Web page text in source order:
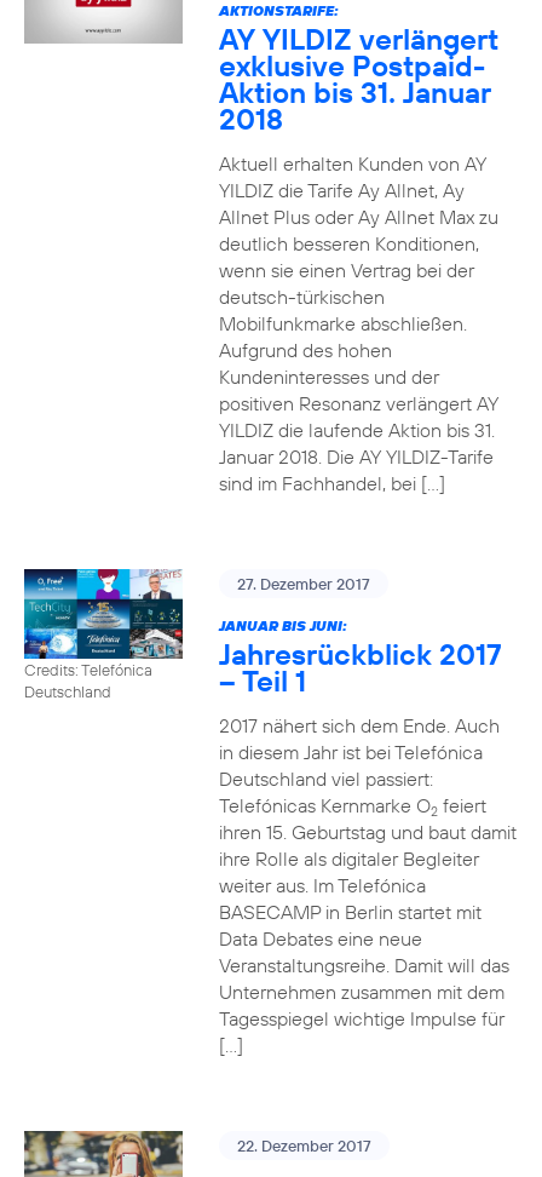
AKTIONSTARIFE:
AY YILDIZ verlängert
exklusive Postpaid-
Aktion bis 31. Januar
2018
Aktuell erhalten Kunden von AY
YILDIZ die Tarife Ay Allnet, Ay
Allnet Plus oder Ay Allnet Max zu
deutlich besseren Konditionen,
wenn sie einen Vertrag bei der
deutsch-türkischen
Mobilfunkmarke abschließen.
Aufgrund des hohen
Kundeninteresses und der
positiven Resonanz verlängert AY
YILDIZ die laufende Aktion bis 31.
Januar 2018. Die AY YILDIZ-Tarife
sind im Fachhandel, bei […]
Credits: Telefónica
Deutschland
27. Dezember 2017
JANUAR BIS JUNI:
Jahresrückblick 2017
– Teil 1
2017 nähert sich dem Ende. Auch
in diesem Jahr ist bei Telefónica
Deutschland viel passiert:
Telefónicas Kernmarke O2feiert
ihren 15. Geburtstag und baut damit
ihre Rolle als digitaler Begleiter
weiter aus. Im Telefónica
BASECAMP in Berlin startet mit
Data Debates eine neue
Veranstaltungsreihe. Damit will das
Unternehmen zusammen mit dem
Tagesspiegel wichtige Impulse für
[…]
22. Dezember 2017